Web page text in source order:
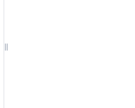
6.3.17
6.3.18
6.3.19
6.3.20
6.3.21
6.3.22